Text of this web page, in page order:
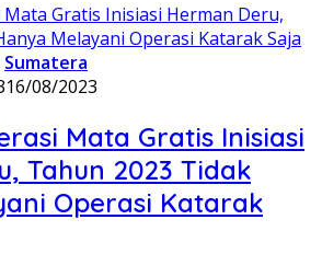
Sumatera
16/08/2023
Mata Gratis Inisiasi
Tahun 2023 Tidak
Operasi Katarak